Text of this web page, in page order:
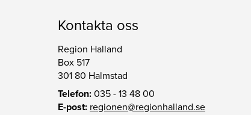
Kontakta oss
Region Halland
Box 517
301 80 Halmstad
Telefon: 035 - 13 48 00
E-post: regionen@regionhalland.se